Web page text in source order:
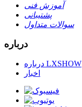
آموزش فنی
پشتیبانی
سوالات متداول
درباره
درباره LXSHOW
اخبار